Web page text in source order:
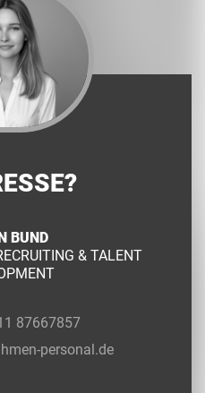
BUND
& TALENT
87667857
personal.de